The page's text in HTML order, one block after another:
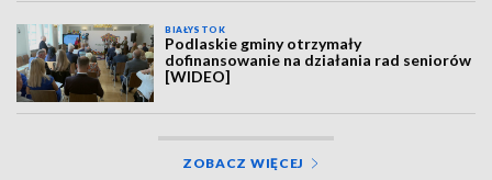
BIAŁYSTOK
Podlaskie gminy otrzymały
dofinansowanie na działania rad seniorów
[WIDEO]
ZOBACZ WIĘCEJ